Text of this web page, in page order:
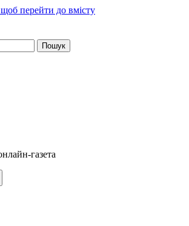
перейти до вмісту
газета